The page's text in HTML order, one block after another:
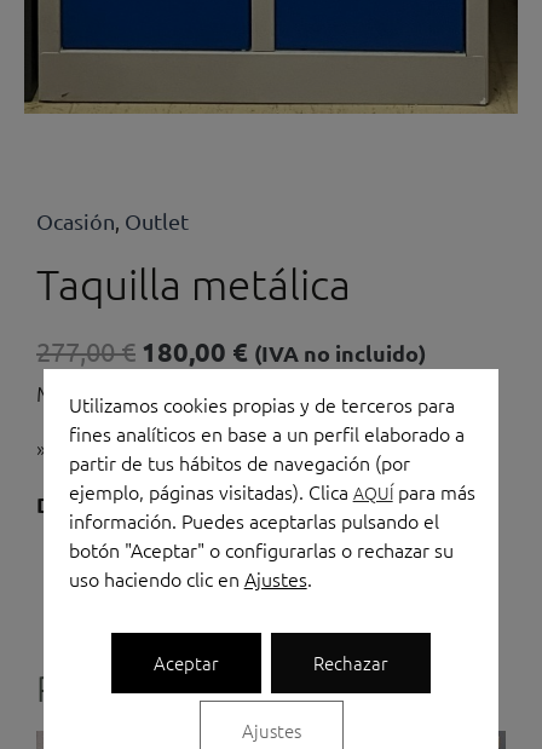
Ocasión Outlet
Taquilla metálica
277,00€ El
original
era:
277,00 €.
180,00 € El
actual
es:
180,00 €.
(IVA no incluido)
Medidas: 180 x 65 x 52 (h)
» TRANPORTE Y MONTAJE NO INLUIDO»
Disponibilidad: Hay existencias
Taquilla
metálica
cantidadAñadir al carrito
Productos relacionados
Utilizamos cookies propias y de terceros para
fines analíticos en base a un perfil elaborado a
partir de tus hábitos de navegación (por
ejemplo, páginas visitadas). Clica AQUÍpara más
información. Puedes aceptarlas pulsando el
botón "Aceptar" o configurarlas o rechazar su
uso haciendo clic en Ajustes.
Aceptar Rechazar
Ajustes